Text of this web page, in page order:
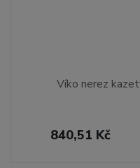
Víko nerez
840,51 Kč